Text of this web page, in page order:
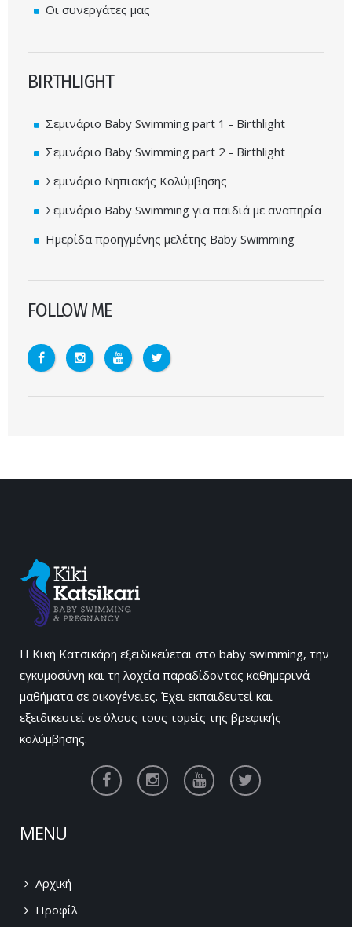
Οι συνεργάτες μας
BIRTHLIGHT
Σεμινάριο Baby Swimming part 1 - Birthlight
Σεμινάριο Baby Swimming part 2 - Birthlight
Σεμινάριο Νηπιακής Κολύμβησης
Σεμινάριο Baby Swimming για παιδιά με αναπηρία
Ημερίδα προηγμένης μελέτης Baby Swimming
FOLLOW ME
Η Κική Κατσικάρη εξειδικεύεται στο baby swimming, την
εγκυμοσύνη και τη λοχεία παραδίδοντας καθημερινά
μαθήματα σε οικογένειες. Έχει εκπαιδευτεί και
εξειδικευτεί σε όλους τους τομείς της βρεφικής
κολύμβησης.
MENU
Αρχική
Προφίλ